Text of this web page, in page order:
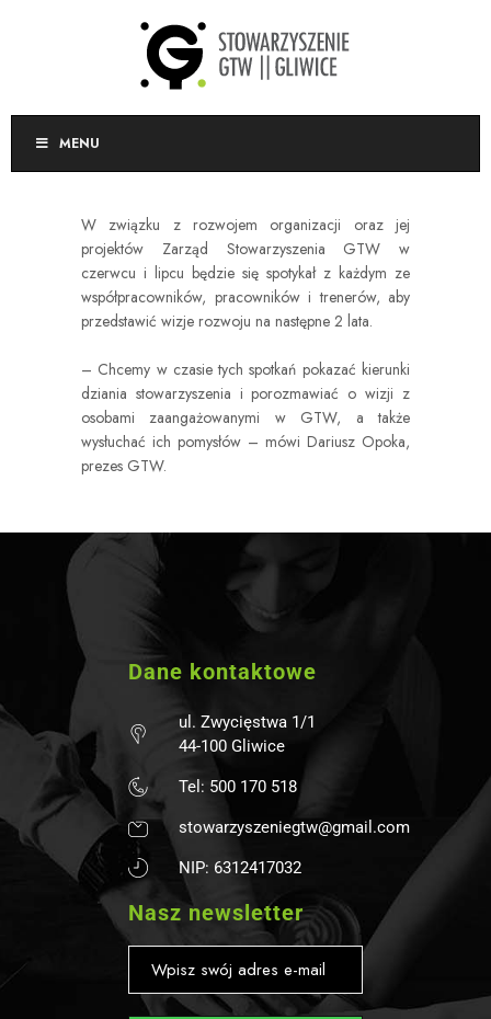
MENU
W związku z rozwojem organizacji oraz jej
projektów Zarząd Stowarzyszenia GTW w
czerwcu i lipcu będzie się spotykał z każdym ze
współpracowników, pracowników i trenerów, aby
przedstawić wizje rozwoju na następne 2 lata.
– Chcemy w czasie tych spotkań pokazać kierunki
dziania stowarzyszenia i porozmawiać o wizji z
osobami zaangażowanymi w GTW, a także
wysłuchać ich pomysłów – mówi Dariusz Opoka,
prezes GTW.
Dane kontaktowe
ul. Zwycięstwa 1/1
44-100 Gliwice
Tel: 500 170 518
stowarzyszeniegtw@gmail.com
NIP: 6312417032
Nasz newsletter